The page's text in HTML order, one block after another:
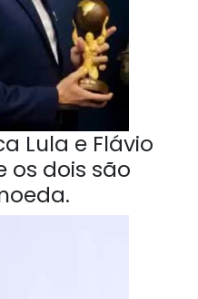
Lula e Flávio
os dois são